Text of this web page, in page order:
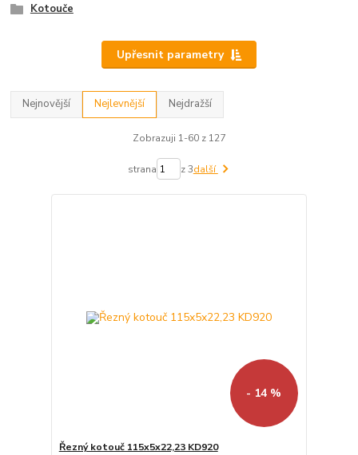
Kotouče
Upřesnit parametry
Nejnovější Nejlevnější Nejdražší
Zobrazuji 1-60 z 127
strana z 3další
- 14 %
Řezný kotouč 115x5x22,23 KD920